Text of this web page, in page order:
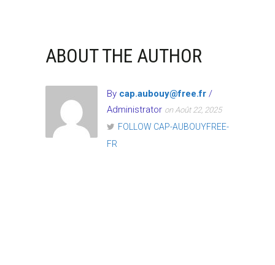
ABOUT THE AUTHOR
By cap.aubouy@free.fr /
Administrator on Août 22, 2025
FOLLOW CAP-AUBOUYFREE-
FR